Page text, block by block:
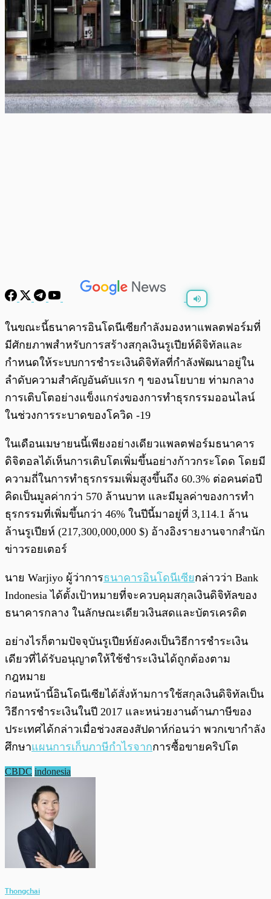
พร้อมเล่น 0:00
ในขณะนี้ธนาคารอินโดนีเซียกำลังมองหาแพลตฟอร์มที่
มีศักยภาพสำหรับการสร้างสกุลเงินรูเปียห์ดิจิทัลและ
กำหนดให้ระบบการชำระเงินดิจิทัลที่กำลังพัฒนาอยู่ใน
ลำดับความสำคัญอันดับแรก ๆ ของนโยบาย ท่ามกลาง
การเติบโตอย่างแข็งแกร่งของการทำธุรกรรมออนไลน์
ในช่วงการระบาดของโควิด -19
ในเดือนเมษายนนี้เพียงอย่างเดียวแพลตฟอร์มธนาคาร
ดิจิตอลได้เห็นการเติบโตเพิ่มขึ้นอย่างก้าวกระโดด โดยมี
ความถี่ในการทำธุรกรรมเพิ่มสูงขึ้นถึง 60.3% ต่อคนต่อปี
คิดเป็นมูลค่ากว่า 570 ล้านบาท และมีมูลค่าของการทำ
ธุรกรรมที่เพิ่มขึ้นกว่า 46% ในปีนี้มาอยู่ที่ 3,114.1 ล้าน
ล้านรูเปียห์ (217,300,000,000 $) อ้างอิงรายงานจากสำนัก
ข่าวรอยเตอร์
นาย Warjiyo ผู้ว่าการธนาคารอินโดนีเซียกล่าวว่า Bank
Indonesia ได้ตั้งเป้าหมายที่จะควบคุมสกุลเงินดิจิทัลของ
ธนาคารกลาง ในลักษณะเดียวเงินสดและบัตรเครดิต
อย่างไรก็ตามปัจจุบันรูเปียห์ยังคงเป็นวิธีการชำระเงิน
เดียวที่ได้รับอนุญาตให้ใช้ชำระเงินได้ถูกต้องตาม
กฎหมาย
ก่อนหน้านี้อินโดนีเซียได้สั่งห้ามการใช้สกุลเงินดิจิทัลเป็น
วิธีการชำระเงินในปี 2017 และหน่วยงานด้านภาษีของ
ประเทศได้กล่าวเมื่อช่วงสองสัปดาห์ก่อนว่า พวกเขากำลัง
ศึกษาแผนการเก็บภาษีกำไรจากการซื้อขายคริปโต
CBDC indonesia
Thongchai